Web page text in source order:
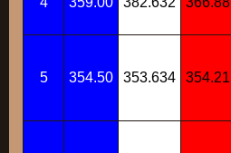
5 354.50 353.634 354.21